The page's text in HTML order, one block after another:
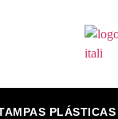
PLÁSTICAS